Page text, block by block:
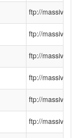
ftp://
ftp://
ftp://
ftp://
ftp://
ftp://